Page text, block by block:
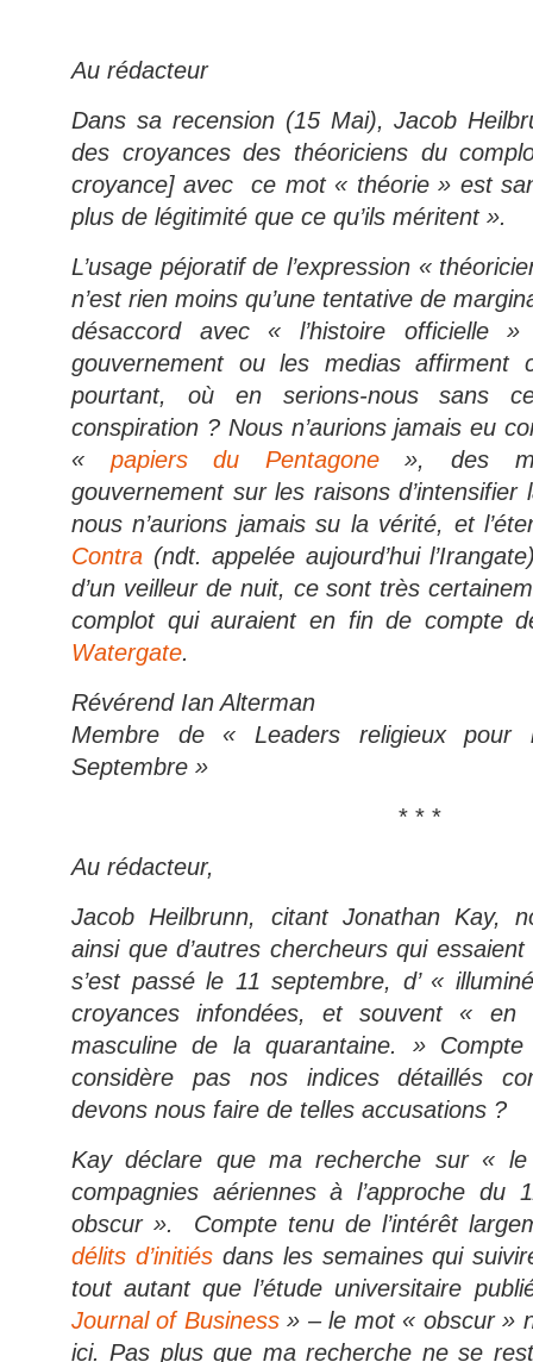
Au rédacteur
Dans sa recension (15 Mai), Jacob
des croyances des théoriciens du
croyance] avec ce mot « théorie » est
plus de légitimité que ce qu’ils méritent ».
L’usage péjoratif de l’expression «
n’est rien moins qu’une tentative de
désaccord avec « l’histoire officielle
gouvernement ou les medias affirment
pourtant, où en serions-nous sans
conspiration ? Nous n’aurions jamais eu
« papiers du Pentagone», des
gouvernement sur les raisons
nous n’aurions jamais su la vérité, et
Contra (ndt. appelée aujourd’hui
d’un veilleur de nuit, ce sont très
complot qui auraient en fin de compte
Watergate.
Révérend Ian Alterman
Membre de « Leaders religieux
Septembre »
* * *
Au rédacteur,
Jacob Heilbrunn, citant Jonathan Kay,
ainsi que d’autres chercheurs qui
s’est passé le 11 septembre, d’ «
croyances infondées, et souvent «
masculine de la quarantaine. »
considère pas nos indices détaillés
devons nous faire de telles accusations ?
Kay déclare que ma recherche sur «
compagnies aériennes à l’approche du
obscur ». Compte tenu de l’intérêt
délits d’initiésdans les semaines qui
tout autant que l’étude universitaire
Journal of Business» – le mot « obscur »
ici. Pas plus que ma recherche ne se